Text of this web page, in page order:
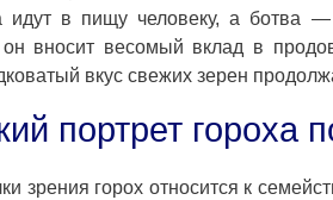
идут в пищу человеку, а ботва
вносит весомый вклад в
вкус свежих зерен
портрет гороха
зрения горох относится к